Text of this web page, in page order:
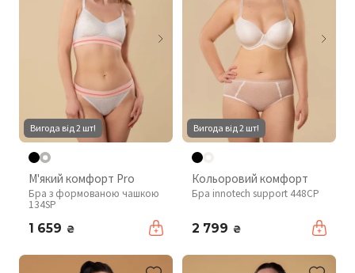
Вигода від 2 шт!
М'який комфорт Pro
Бра з формованою чашкою
134SP
1 659 ₴
Вигода від 2 шт!
Кольоровий комфорт
Бра innotech support 448CP
2 799 ₴